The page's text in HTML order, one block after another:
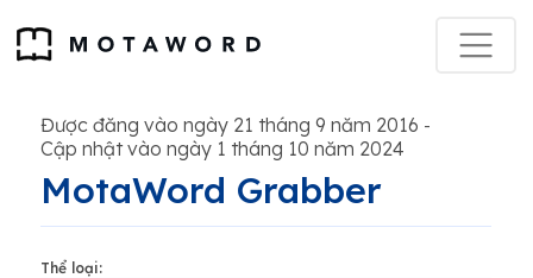
Được đăng vào ngày 21 tháng 9 năm 2016 -
Cập nhật vào ngày 1 tháng 10 năm 2024
MotaWord Grabber
Thể loại: